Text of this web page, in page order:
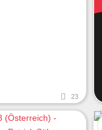
23